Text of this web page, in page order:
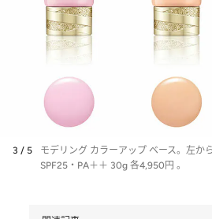
3 / 5
モデリング カラーアップ ベース。左か
SPF25・PA＋＋ 30g 各4,950円 。